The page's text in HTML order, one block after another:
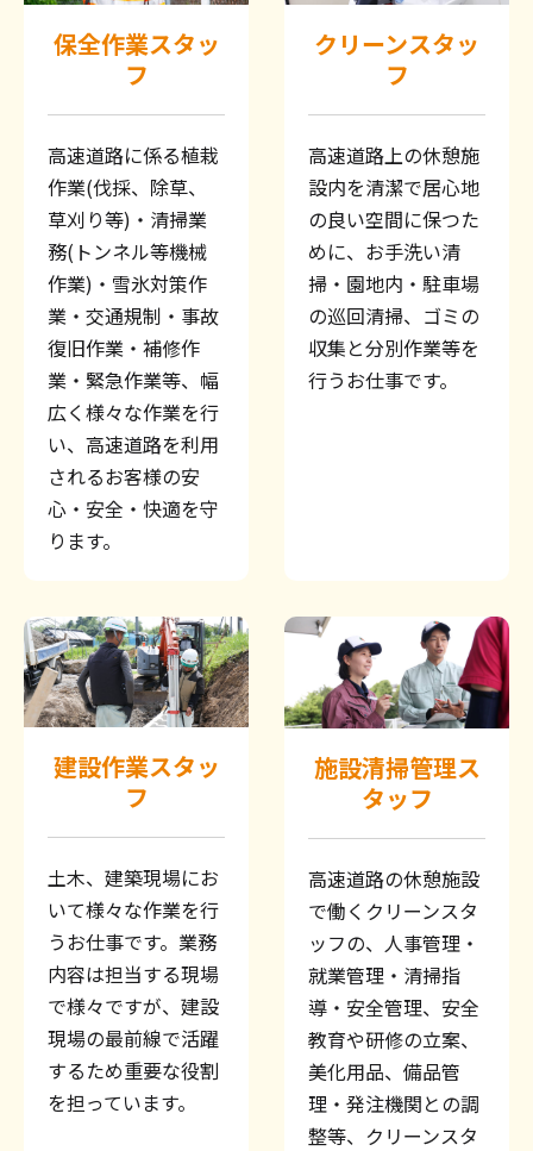
保全作業スタッ
フ
高速道路に係る植栽
作業(伐採、除草、
草刈り等)・清掃業
務(トンネル等機械
作業)・雪氷対策作
業・交通規制・事故
復旧作業・補修作
業・緊急作業等、幅
広く様々な作業を行
い、高速道路を利用
されるお客様の安
心・安全・快適を守
ります。
クリーンスタッ
フ
高速道路上の休憩施
設内を清潔で居心地
の良い空間に保つた
めに、お手洗い清
掃・園地内・駐車場
の巡回清掃、ゴミの
収集と分別作業等を
行うお仕事です。
建設作業スタッ
フ
土木、建築現場にお
いて様々な作業を行
うお仕事です。業務
内容は担当する現場
で様々ですが、建設
現場の最前線で活躍
するため重要な役割
を担っています。
施設清掃管理ス
タッフ
高速道路の休憩施設
で働くクリーンスタ
ッフの、人事管理・
就業管理・清掃指
導・安全管理、安全
教育や研修の立案、
美化用品、備品管
理・発注機関との調
整等、クリーンスタ